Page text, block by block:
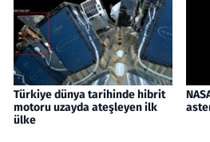
Türkiye dünya tarihinde hibrit
motoru uzayda ateşleyen ilk
ülke